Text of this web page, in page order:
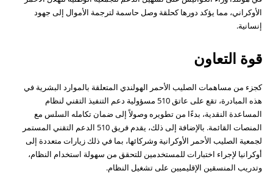
الأوكراني، مما يؤكد دورها كحلقة وصل حاسمة لترجمة الأموال إلى جهود
إنسانية.
قوة التعاون
كجزء من مساهمات الصليب الأحمر الهولندي المتعلقة بالموارد البشرية في
هذه المبادرة، تقع على عاتق 510 مسؤولية دعم التنفيذ التقني لنظام
المساعدة النقدية، بدءًا من تطويره وصولاً إلى ضمان تكامله السلس مع
المنصات القائمة. بالإضافة إلى ذلك، يقدم فريق 510 الدعم التقني المستمر
لجمعية الصليب الأحمر الأوكرانية وشركائها، بما في ذلك زيارات متعددة إلى
أوكرانيا لإجراء اختبارات للمستخدمين للتحقق من سهولة استخدام النظام،
وتدريب المنسقين الإقليميين على تشغيل النظام.